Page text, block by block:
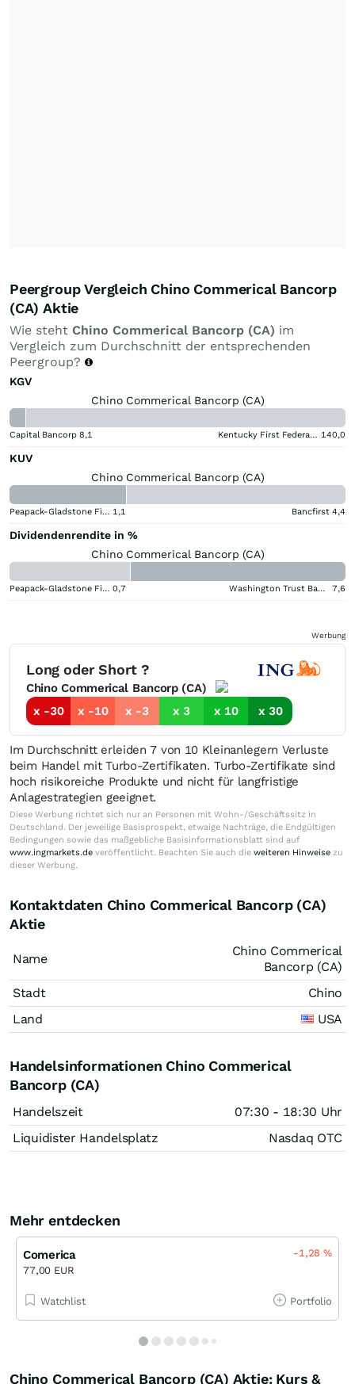
Peergroup Vergleich Chino Commerical Bancorp
(CA) Aktie
Wie steht Chino Commerical Bancorp (CA) im
Vergleich zum Durchschnitt der entsprechenden
Peergroup?
KGV
Chino Commerical Bancorp (CA)
Capital Bancorp 8,1 Kentucky First Federal Bancorp 140,0
KUV
Chino Commerical Bancorp (CA)
Peapack-Gladstone Financial 1,1 Bancfirst 4,4
Dividendenrendite in %
Chino Commerical Bancorp (CA)
Peapack-Gladstone Financial 0,7 Washington Trust Bancorp 7,6
Werbung
Long oder Short ?
Chino Commerical Bancorp (CA)
x -30
x -10 x -3 x 3 x 10 x 30
Im Durchschnitt erleiden 7 von 10 Kleinanlegern Verluste
beim Handel mit Turbo-Zertifikaten. Turbo-Zertifikate sind
hoch risikoreiche Produkte und nicht für langfristige
Anlagestrategien geeignet.
Diese Werbung richtet sich nur an Personen mit Wohn-/Geschäftssitz in
Deutschland. Der jeweilige Basisprospekt, etwaige Nachträge, die Endgültigen
Bedingungen sowie das maßgebliche Basisinformationsblatt sind auf
www.ingmarkets.de veröffentlicht. Beachten Sie auch die weiteren Hinweise zu
dieser Werbung.
Kontaktdaten Chino Commerical Bancorp (CA)
Aktie
Name
Chino Commerical
Bancorp (CA)
Stadt
Chino
Land
USA
Handelsinformationen Chino Commerical
Bancorp (CA)
Handelszeit
07:30 - 18:30 Uhr
Liquidister Handelsplatz
Nasdaq OTC
Mehr entdecken
Comerica
77,00 EUR
-1,28%
Watchlist Portfolio
Chino Commerical Bancorp (CA) Aktie: Kurs &